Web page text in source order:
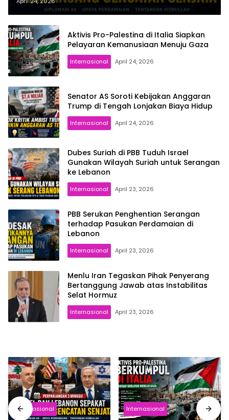
Aktivis Pro-Palestina di Italia Siapkan
Pelayaran Kemanusiaan Menuju Gaza
Internasional April 24, 2026
Senator AS Soroti Kebijakan Anggaran
Trump di Tengah Lonjakan Biaya Hidup
Internasional April 24, 2026
Dubes Suriah di PBB Tuduh Israel
Gunakan Wilayah Suriah untuk Serangan
ke Lebanon
Internasional April 23, 2026
PBB Serukan Penghentian Serangan
terhadap Pasukan Perdamaian di
Lebanon
Internasional April 23, 2026
Menlu Iran Tegaskan Pihak Penyerang
Bertanggung Jawab atas Instabilitas
Selat Hormuz
Internasional April 23, 2026
Internasional Internasional